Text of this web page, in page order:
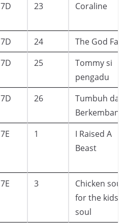
7D 23 Coraline
7D 24
The God
7D 25
Tommy si
pengadu
7D 26
Tumbuh dan
Berkembang
7E 1
I Raised A
Beast
7E 3
Chicken soup
for the kids
soul